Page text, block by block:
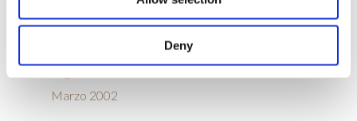
Deny
Gennaio 2003
Luglio 2002
Marzo 2002